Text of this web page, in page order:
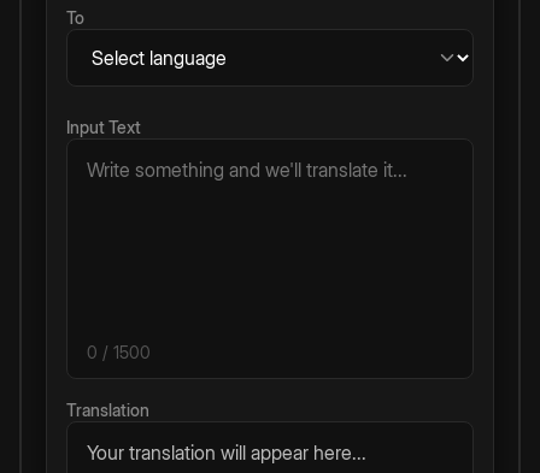
To
Input Text
0 / 1500
Translation
Your translation will appear here...